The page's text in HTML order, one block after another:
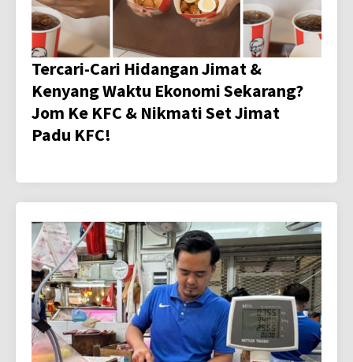
Tercari-Cari Hidangan Jimat &
Kenyang Waktu Ekonomi Sekarang?
Jom Ke KFC & Nikmati Set Jimat
Padu KFC!